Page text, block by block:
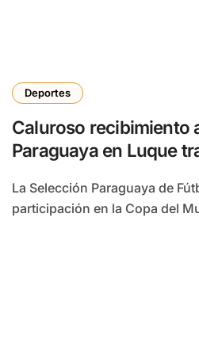
Deportes
Caluroso recibimiento
Paraguaya en Luque
La Selección Paraguaya de Fútbol retornó luego de su
participación en la Copa del